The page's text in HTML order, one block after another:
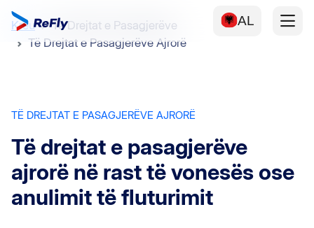
AL
Kreu
Të Drejtat e Pasagjerëve
Të Drejtat e Pasagjerëve Ajrorë
TË DREJTAT E PASAGJERËVE AJRORË
Të drejtat e pasagjerëve
ajrorë në rast të vonesës ose
anulimit të fluturimit